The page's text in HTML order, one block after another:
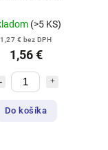
(>5 KS)
1,27 € bez DPH
1,56 €
Do košíka